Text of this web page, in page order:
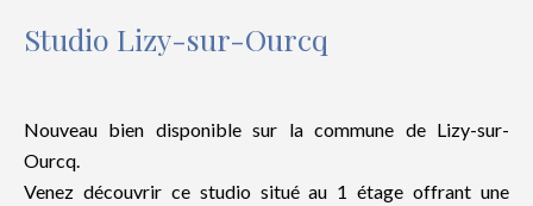
Studio Lizy-sur-Ourcq
Nouveau bien disponible sur la commune de Lizy-sur-
Ourcq.
Venez découvrir ce studio situé au 1 étage offrant une